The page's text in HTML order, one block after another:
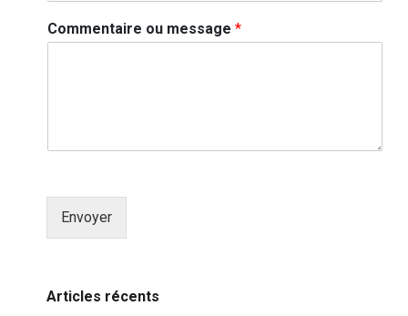
Commentaire ou message *
Envoyer
Articles récents